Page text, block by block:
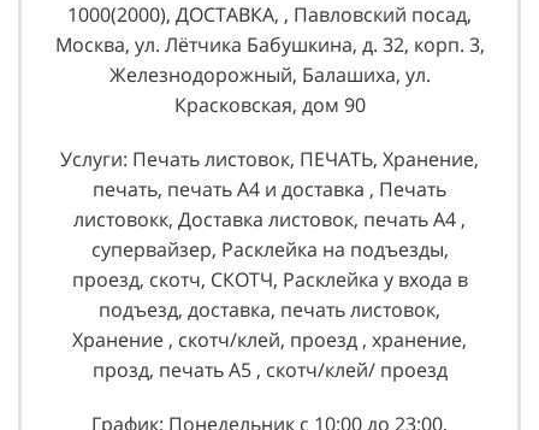
1000(2000), ДОСТАВКА, , Павловский посад,
Москва, ул. Лётчика Бабушкина, д. 32, корп. 3,
Железнодорожный, Балашиха, ул.
Красковская, дом 90
Услуги: Печать листовок, ПЕЧАТЬ, Хранение,
печать, печать А4 и доставка , Печать
листовокк, Доставка листовок, печать А4 ,
супервайзер, Расклейка на подъезды,
проезд, скотч, СКОТЧ, Расклейка у входа в
подъезд, доставка, печать листовок,
Хранение , скотч/клей, проезд , хранение,
прозд, печать А5 , скотч/клей/ проезд
График: Понедельник с 10:00 до 23:00,